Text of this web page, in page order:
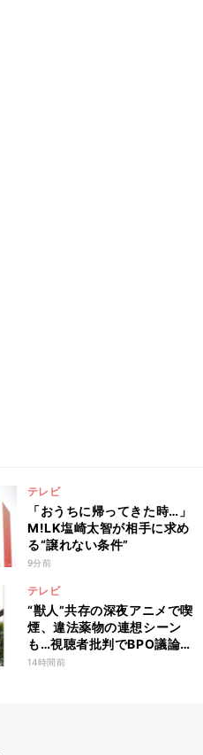
テレビ
「おうちに帰ってきた時…」
M!LK塩崎太智が相手に求め
る“譲れない条件”
9分前
テレビ
“獣人”共存の深夜アニメで喫
煙、違法薬物の連想シーン
も…視聴者批判でBPO議論
「紛らわしいことは放送しな
14時間前